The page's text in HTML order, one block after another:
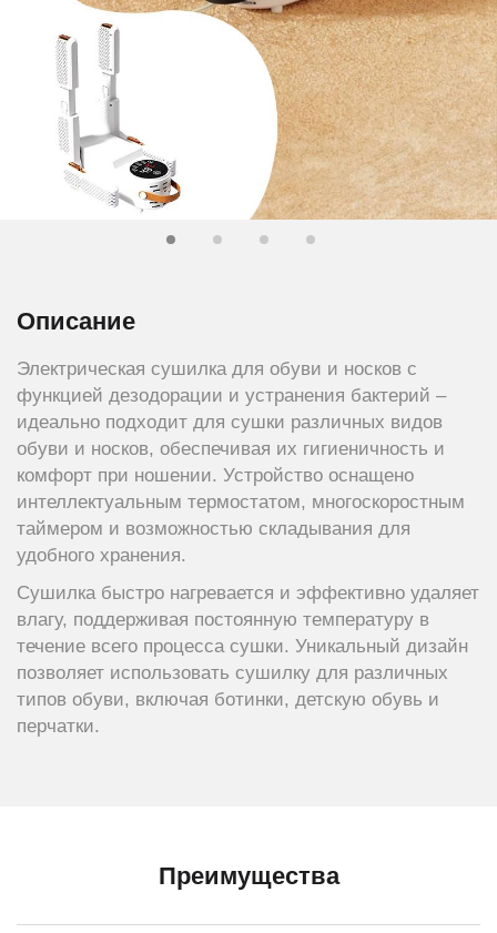
Описание
Электрическая сушилка для обуви и носков с
функцией дезодорации и устранения бактерий –
идеально подходит для сушки различных видов
обуви и носков, обеспечивая их гигиеничность и
комфорт при ношении. Устройство оснащено
интеллектуальным термостатом, многоскоростным
таймером и возможностью складывания для
удобного хранения.
Сушилка быстро нагревается и эффективно удаляет
влагу, поддерживая постоянную температуру в
течение всего процесса сушки. Уникальный дизайн
позволяет использовать сушилку для различных
типов обуви, включая ботинки, детскую обувь и
перчатки.
Преимущества